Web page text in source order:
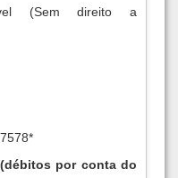
(Sem direito a
(débitos por conta do